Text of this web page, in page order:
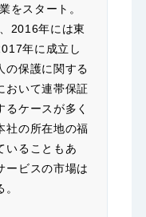
をスタート。
2016年には東
年に成立し
の保護に関する
おいて連帯保証
るケースが多く
社の所在地の福
いることもあ
ービスの市場は